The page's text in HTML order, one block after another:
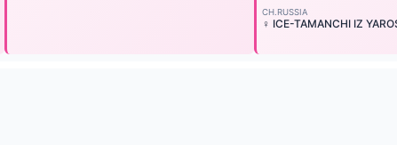
CH.RUSSIA
♀ ICE-TAMANCHI IZ